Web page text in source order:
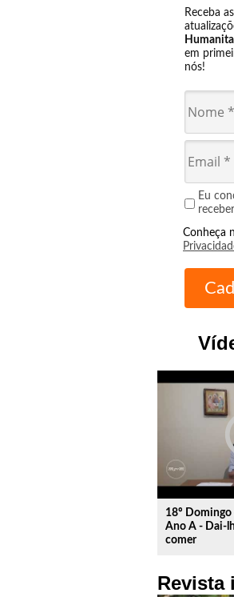
Receba
em
nós!
Eu
Conheça
18º
Ano A - Dai-
comer
Revista